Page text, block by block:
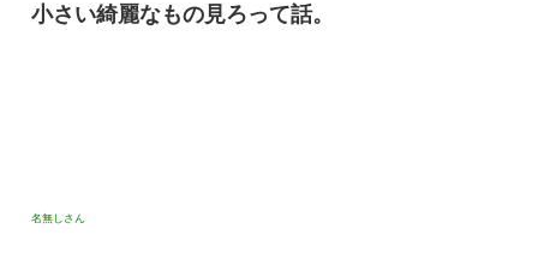
小さい綺麗なもの見ろって話。
名無しさん